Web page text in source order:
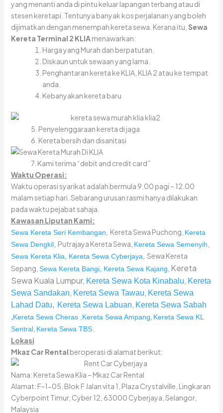
yang menanti anda di pintu keluar lapangan terbang atau di
stesen keretapi. Tentunya banyak kos perjalanan yang boleh
dijimatkan dengan menempah kereta sewa. Kerana itu, Sewa
Kereta Terminal 2 KLIAmenawarkan:
Harga yang Murah dan berpatutan.
Diskaun untuk sewaan yang lama.
Penghantaran kereta ke KLIA, KLIA 2 atau ke tempat
anda.
Kebanyakan kereta baru
5. Penyelenggaraan kereta di jaga
6. Kereta bersih dan disanitasi
7. Kami terima “debit and credit card”
Waktu Operasi:
Waktu operasi syarikat adalah bermula 9.00 pagi – 12.00
malam setiap hari. Sebarang urusan rasmi hanya dilakukan
pada waktu pejabat sahaja.
Kawasan Liputan Kami:
Sewa Kereta Seri Kembangan, Kereta Sewa Puchong, Kereta
Sewa Dengkil, Putrajaya Kereta Sewa, Kereta Sewa Semenyih
Sewa Kereta Klia, Kereta Sewa Cyberjaya, Sewa Kereta
Sepang, Sewa Kereta Bangi, Kereta Sewa Kajang Kereta
Sewa Kuala Lumpur, Kereta Sewa Kota Kinabalu, Kereta
Sewa Sandakan, Kereta Sewa Tawau, Kereta Sewa
Lahad Datu, Kereta Sewa Labuan, Kereta Sewa Sabah
,Kereta Sewa Cheras ,Kereta Sewa Ampang Kereta Sewa KL
Sentral, Kereta Sewa TBS.
Lokasi
Mkaz Car Rental beroperasi di alamat berikut:
Nama: Kereta Sewa Klia – Mkaz Car Rental
Alamat: F-1-05, Blok F Jalan vita 1, Plaza Crystalville, Lingkaran
Cyberpoint Timur, Cyber 12, 63000 Cyberjaya, Selangor,
Malaysia